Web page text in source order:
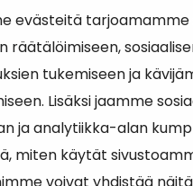
evästeitä tarjoamamme
räätälöimiseen,
tukemiseen ja
Lisäksi jaamme
ja analytiikka-alan
miten käytät
sivut
pöytäkirjat,
koronavirukseen